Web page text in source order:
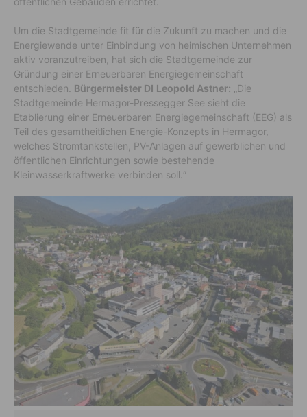
Um die Stadtgemeinde fit für die Zukunft zu machen und die
Energiewende unter Einbindung von heimischen Unternehmen
aktiv voranzutreiben, hat sich die Stadtgemeinde zur
Gründung einer Erneuerbaren Energiegemeinschaft
entschieden. Bürgermeister DI Leopold Astner: „Die
Stadtgemeinde Hermagor-Pressegger See sieht die
Etablierung einer Erneuerbaren Energiegemeinschaft (EEG) als
Teil des gesamtheitlichen Energie-Konzepts in Hermagor,
welches Stromtankstellen, PV-Anlagen auf gewerblichen und
öffentlichen Einrichtungen sowie bestehende
Kleinwasserkraftwerke verbinden soll.“